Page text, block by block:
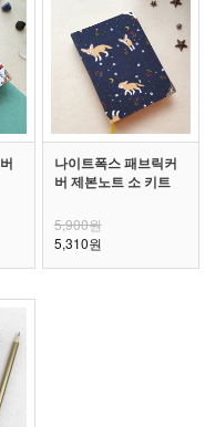
나이트폭스 패브릭커
버 제본노트 소 키트
5,900원
5,310원